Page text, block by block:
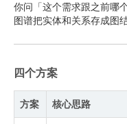
你问「这个需求跟之前哪
图谱把实体和关系存成图
四个方案
方案 核心思路